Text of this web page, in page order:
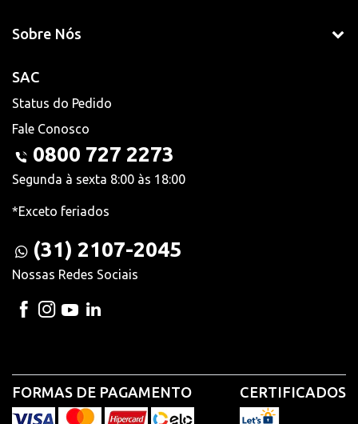
Sobre Nós
SAC
Status do Pedido
Fale Conosco
0800 727 2273
Segunda à sexta 8:00 às 18:00
*Exceto feriados
(31) 2107-2045
Nossas Redes Sociais
FORMAS DE PAGAMENTO CERTIFICADOS